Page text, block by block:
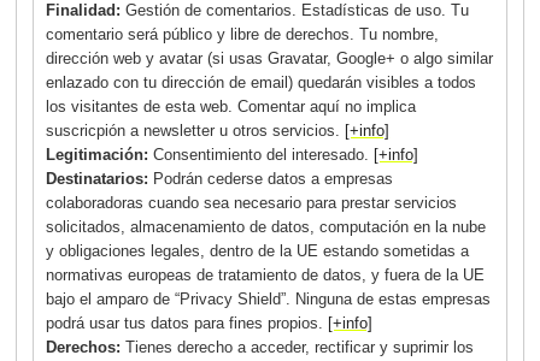
Finalidad:Gestión de comentarios. Estadísticas de uso. Tu
comentario será público y libre de derechos. Tu nombre,
dirección web y avatar (si usas Gravatar, Google+ o algo similar
enlazado con tu dirección de email) quedarán visibles a todos
los visitantes de esta web. Comentar aquí no implica
suscricpión a newsletter u otros servicios. [+info]
Legitimación:Consentimiento del interesado. [+info]
Destinatarios: Podrán cederse datos a empresas
colaboradoras cuando sea necesario para prestar servicios
solicitados, almacenamiento de datos, computación en la nube
y obligaciones legales, dentro de la UE estando sometidas a
normativas europeas de tratamiento de datos, y fuera de la UE
bajo el amparo de “Privacy Shield”. Ninguna de estas empresas
podrá usar tus datos para fines propios. [+info]
Derechos:Tienes derecho a acceder, rectificar y suprimir los